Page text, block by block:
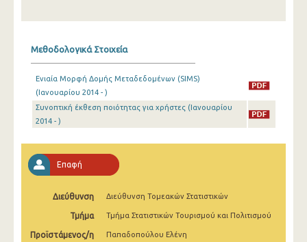
Μαΐου 2025
Απριλίου 2025
Φεβρουαρίου 2025
Νοεμβρίου 2024
Μεθοδολογικά Στοιχεία
Ενιαία Μορφή Δομής Μεταδεδομένων (SIMS)
(Ιανουαρίου 2014 - )
Συνοπτική έκθεση ποιότητας για χρήστες (Ιανουαρίου
2014 - )
Επαφή
Διεύθυνση Διεύθυνση Τομεακών Στατιστικών
Τμήμα Τμήμα Στατιστικών Τουρισμού και Πολιτισμού
Προϊστάμενος/η Παπαδοπούλου Ελένη